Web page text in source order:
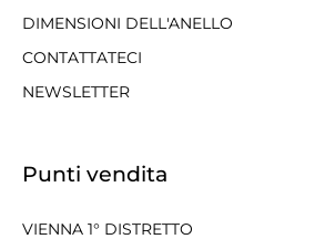
DIMENSIONI DELL'ANELLO
CONTATTATECI
NEWSLETTER
Punti vendita
VIENNA 1° DISTRETTO